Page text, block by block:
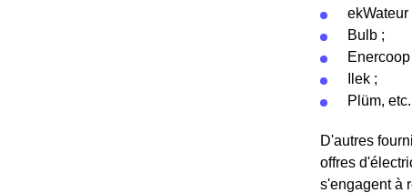
ekWateur
Bulb ;
Enercoop
Ilek ;
Plüm, etc.
D'autres
offres
s'engagent à